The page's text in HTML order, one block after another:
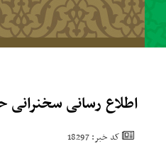
اطلاع رسانی سخنرانی
کد خبر: 18297